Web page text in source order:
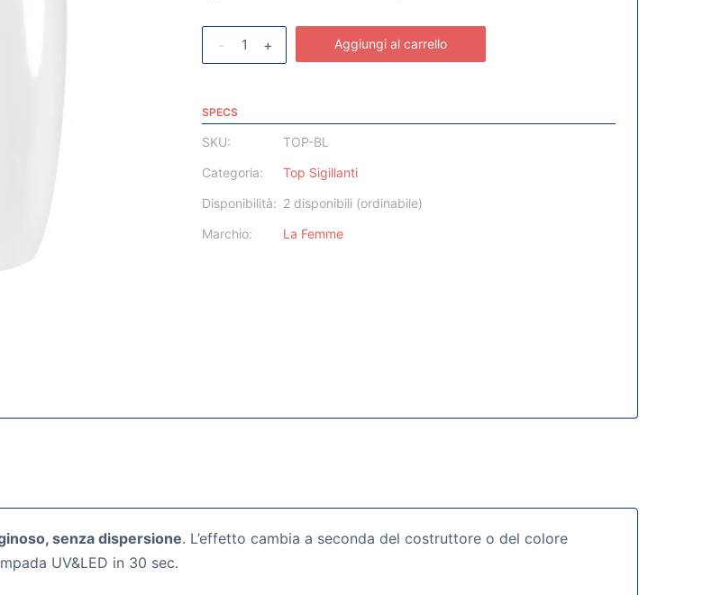
- + Aggiungi al carrello
SPECS
SKU:
TOP-BL
Categoria:
Top Sigillanti
Disponibilità: 2 disponibili (ordinabile)
Marchio:
La Femme
senza dispersione. L’effetto cambia a seconda del costruttore o del colore
UV&LED in 30 sec.